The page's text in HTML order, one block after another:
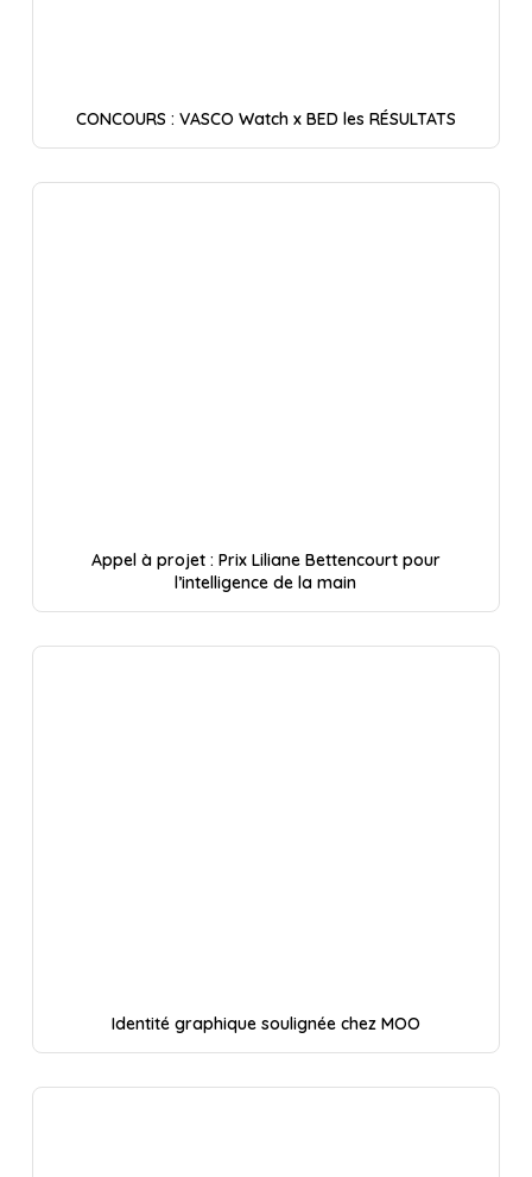
CONCOURS : VASCO Watch x BED les RÉSULTATS
Appel à projet : Prix Liliane Bettencourt pour
l’intelligence de la main
Identité graphique soulignée chez MOO